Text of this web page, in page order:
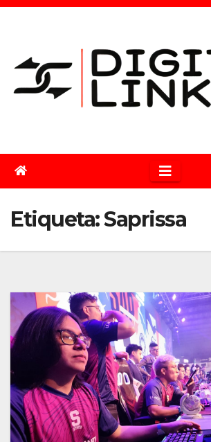
Saltar
Etiqueta:Saprissa